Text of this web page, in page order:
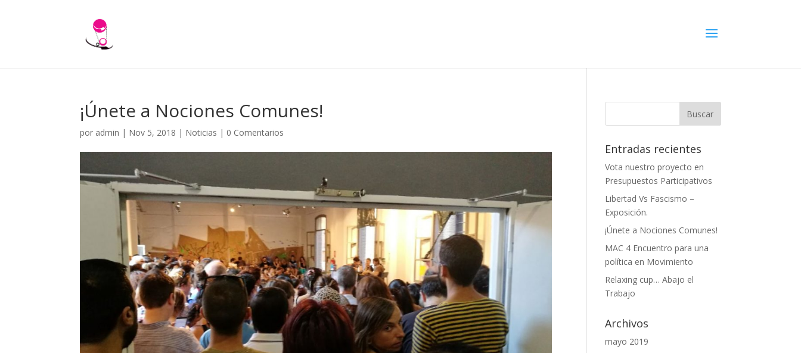
¡Únete a Nociones Comunes!
por admin | Nov 5, 2018 | Noticias | 0 Comentarios
Entradas recientes
Vota nuestro proyecto en
Presupuestos Participativos
Libertad Vs Fascismo –
Exposición.
¡Únete a Nociones Comunes!
MAC 4 Encuentro para una
política en Movimiento
Relaxing cup… Abajo el
Trabajo
Archivos
mayo 2019